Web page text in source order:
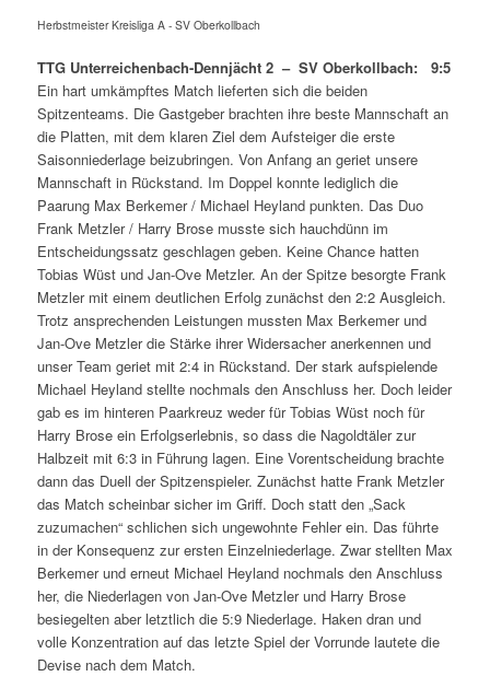
Herbstmeister Kreisliga A - SV Oberkollbach
TTG Unterreichenbach-Dennjächt 2 – SV Oberkollbach: 9:5
Ein hart umkämpftes Match lieferten sich die beiden
Spitzenteams. Die Gastgeber brachten ihre beste Mannschaft an
die Platten, mit dem klaren Ziel dem Aufsteiger die erste
Saisonniederlage beizubringen. Von Anfang an geriet unsere
Mannschaft in Rückstand. Im Doppel konnte lediglich die
Paarung Max Berkemer / Michael Heyland punkten. Das Duo
Frank Metzler / Harry Brose musste sich hauchdünn im
Entscheidungssatz geschlagen geben. Keine Chance hatten
Tobias Wüst und Jan-Ove Metzler. An der Spitze besorgte Frank
Metzler mit einem deutlichen Erfolg zunächst den 2:2 Ausgleich.
Trotz ansprechenden Leistungen mussten Max Berkemer und
Jan-Ove Metzler die Stärke ihrer Widersacher anerkennen und
unser Team geriet mit 2:4 in Rückstand. Der stark aufspielende
Michael Heyland stellte nochmals den Anschluss her. Doch leider
gab es im hinteren Paarkreuz weder für Tobias Wüst noch für
Harry Brose ein Erfolgserlebnis, so dass die Nagoldtäler zur
Halbzeit mit 6:3 in Führung lagen. Eine Vorentscheidung brachte
dann das Duell der Spitzenspieler. Zunächst hatte Frank Metzler
das Match scheinbar sicher im Griff. Doch statt den „Sack
zuzumachen“ schlichen sich ungewohnte Fehler ein. Das führte
in der Konsequenz zur ersten Einzelniederlage. Zwar stellten Max
Berkemer und erneut Michael Heyland nochmals den Anschluss
her, die Niederlagen von Jan-Ove Metzler und Harry Brose
besiegelten aber letztlich die 5:9 Niederlage. Haken dran und
volle Konzentration auf das letzte Spiel der Vorrunde lautete die
Devise nach dem Match.